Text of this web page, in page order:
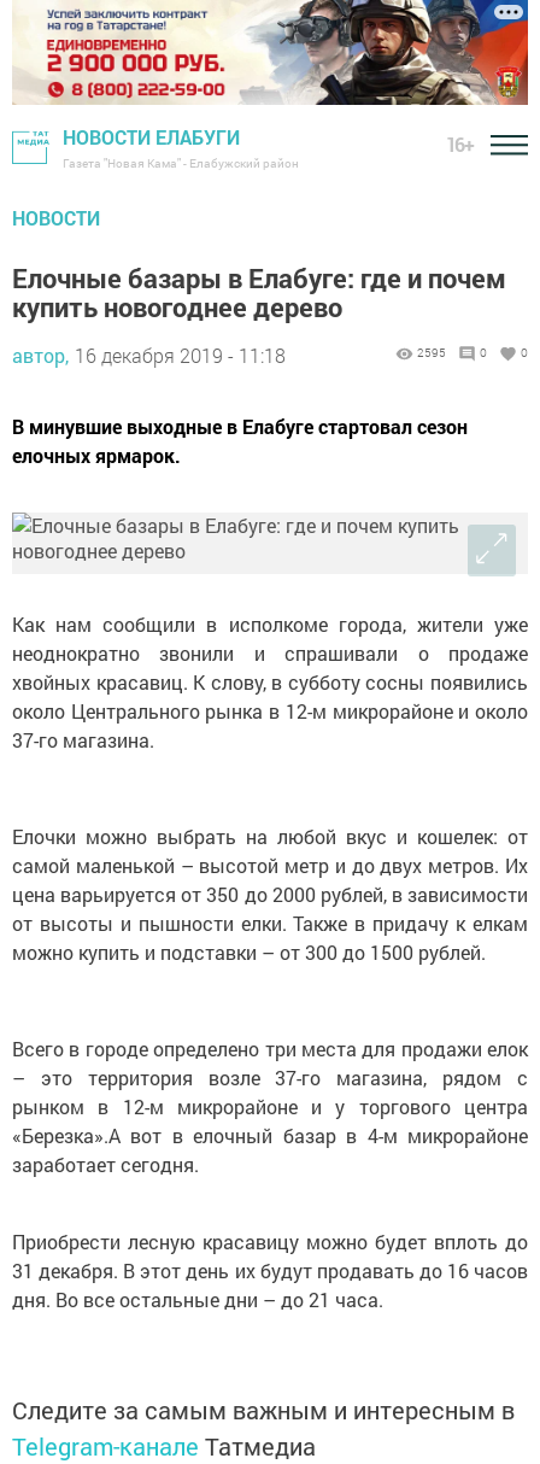
НОВОСТИ ЕЛАБУГИ
Газета "Новая Кама" - Елабужский район
16+
НОВОСТИ
Елочные базары в Елабуге: где и почем
купить новогоднее дерево
автор, 16 декабря 2019 - 11:18 2595 0 0
В минувшие выходные в Елабуге стартовал сезон
елочных ярмарок.
Как нам сообщили в исполкоме города, жители уже
неоднократно звонили и спрашивали о продаже
хвойных красавиц. К слову, в субботу сосны появились
около Центрального рынка в 12-м микрорайоне и около
37-го магазина.
Елочки можно выбрать на любой вкус и кошелек: от
самой маленькой – высотой метр и до двух метров. Их
цена варьируется от 350 до 2000 рублей, в зависимости
от высоты и пышности елки. Также в придачу к елкам
можно купить и подставки – от 300 до 1500 рублей.
Всего в городе определено три места для продажи елок
– это территория возле 37-го магазина, рядом с
рынком в 12-м микрорайоне и у торгового центра
«Березка».А вот в елочный базар в 4-м микрорайоне
заработает сегодня.
Приобрести лесную красавицу можно будет вплоть до
31 декабря. В этот день их будут продавать до 16 часов
дня. Во все остальные дни – до 21 часа.
Следите за самым важным и интересным в
Telegram-канале Татмедиа